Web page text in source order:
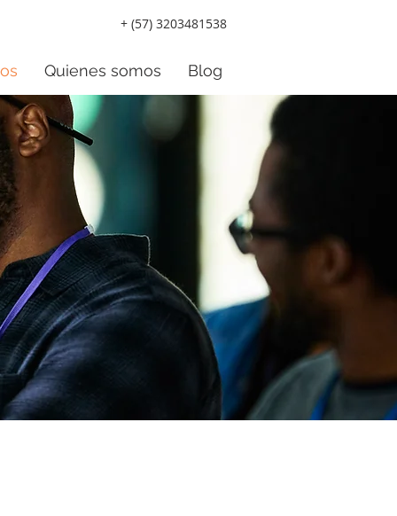
+ (57) 3203481538
Quienes somos Blog